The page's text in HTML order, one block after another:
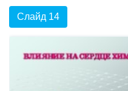
Слайд 14